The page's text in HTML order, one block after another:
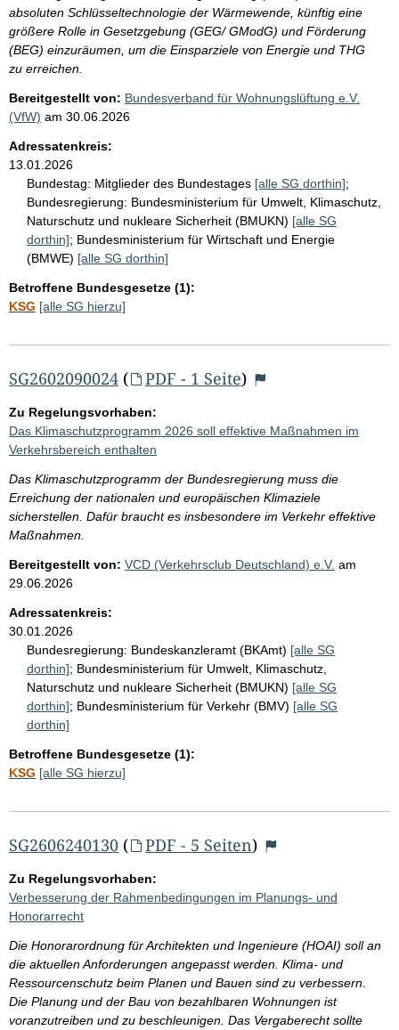
absoluten Schlüsseltechnologie der Wärmewende, künftig eine
größere Rolle in Gesetzgebung (GEG/ GModG) und Förderung
(BEG) einzuräumen, um die Einsparziele von Energie und THG
zu erreichen.
Bereitgestellt von: Bundesverband für Wohnungslüftung e.V.
(VfW) am 30.06.2026
Adressatenkreis:
13.01.2026
Bundestag: Mitglieder des Bundestages [alle SG dorthin];
Bundesregierung: Bundesministerium für Umwelt, Klimaschutz,
Naturschutz und nukleare Sicherheit (BMUKN) [alle SG
dorthin]; Bundesministerium für Wirtschaft und Energie
(BMWE) [alle SG dorthin]
Betroffene Bundesgesetze (1):
KSG [alle SG hierzu]
SG2602090024 ( PDF - 1 Seite)
Zu Regelungsvorhaben:
Das Klimaschutzprogramm 2026 soll effektive Maßnahmen im
Verkehrsbereich enthalten
Das Klimaschutzprogramm der Bundesregierung muss die
Erreichung der nationalen und europäischen Klimaziele
sicherstellen. Dafür braucht es insbesondere im Verkehr effektive
Maßnahmen.
Bereitgestellt von: VCD (Verkehrsclub Deutschland) e.V. am
29.06.2026
Adressatenkreis:
30.01.2026
Bundesregierung: Bundeskanzleramt (BKAmt) [alle SG
dorthin]; Bundesministerium für Umwelt, Klimaschutz,
Naturschutz und nukleare Sicherheit (BMUKN) [alle SG
dorthin]; Bundesministerium für Verkehr (BMV) [alle SG
dorthin]
Betroffene Bundesgesetze (1):
KSG [alle SG hierzu]
SG2606240130 ( PDF - 5 Seiten)
Zu Regelungsvorhaben:
Verbesserung der Rahmenbedingungen im Planungs- und
Honorarrecht
Die Honorarordnung für Architekten und Ingenieure (HOAI) soll an
die aktuellen Anforderungen angepasst werden. Klima- und
Ressourcenschutz beim Planen und Bauen sind zu verbessern.
Die Planung und der Bau von bezahlbaren Wohnungen ist
voranzutreiben und zu beschleunigen. Das Vergaberecht sollte